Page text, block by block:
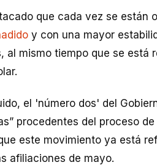
que cada vez se están
y con una mayor
al mismo tiempo que se está
el 'número dos' del
procedentes del proceso
este movimiento ya está
afiliaciones de mayo.